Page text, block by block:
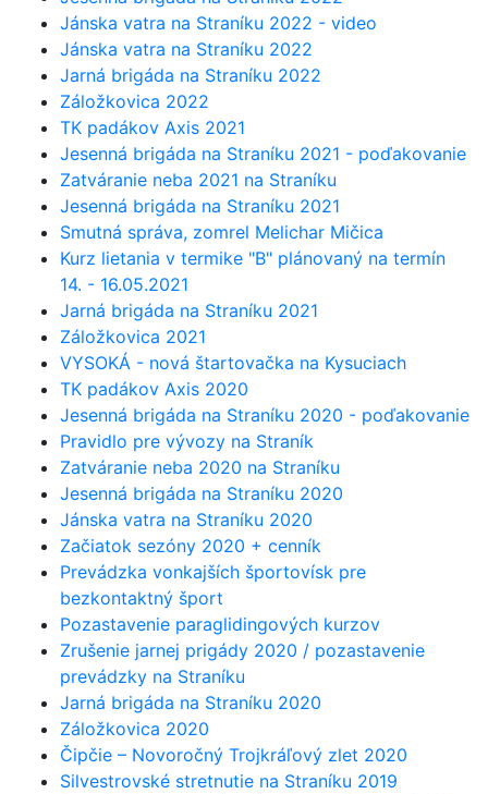
Jánska vatra na Straníku 2022 - video
Jánska vatra na Straníku 2022
Jarná brigáda na Straníku 2022
Záložkovica 2022
TK padákov Axis 2021
Jesenná brigáda na Straníku 2021 - poďakovanie
Zatváranie neba 2021 na Straníku
Jesenná brigáda na Straníku 2021
Smutná správa, zomrel Melichar Mičica
Kurz lietania v termike "B" plánovaný na termín
14. - 16.05.2021
Jarná brigáda na Straníku 2021
Záložkovica 2021
VYSOKÁ - nová štartovačka na Kysuciach
TK padákov Axis 2020
Jesenná brigáda na Straníku 2020 - poďakovanie
Pravidlo pre vývozy na Straník
Zatváranie neba 2020 na Straníku
Jesenná brigáda na Straníku 2020
Jánska vatra na Straníku 2020
Začiatok sezóny 2020 + cenník
Prevádzka vonkajších športovísk pre
bezkontaktný šport
Pozastavenie paraglidingových kurzov
Zrušenie jarnej prigády 2020 / pozastavenie
prevádzky na Straníku
Jarná brigáda na Straníku 2020
Záložkovica 2020
Čipčie – Novoročný Trojkráľový zlet 2020
Silvestrovské stretnutie na Straníku 2019